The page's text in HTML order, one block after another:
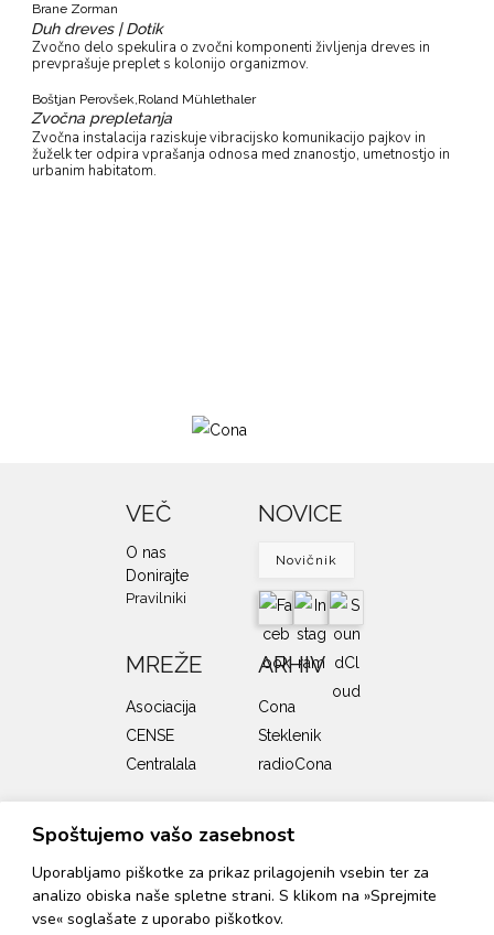
Spoštujemo vašo zasebnost
Uporabljamo piškotke za prikaz prilagojenih vsebin ter za
analizo obiska naše spletne strani. S klikom na »Sprejmite
vse« soglašate z uporabo piškotkov.
Brane Zorman
Duh dreves | Dotik
Zvočno delo spekulira o zvočni komponenti življenja dreves in
prevprašuje preplet s kolonijo organizmov.
Boštjan Perovšek, Roland Mühlethaler
Zvočna prepletanja
Zvočna instalacija raziskuje vibracijsko komunikacijo pajkov in
žuželk ter odpira vprašanja odnosa med znanostjo, umetnostjo in
urbanim habitatom.
VEČ
O nas
Donirajte
Pravilniki
NOVICE
Novičnik
MREŽE
Asociacija
CENSE
Centralala
ARHIV
Cona
Steklenik
radioCona
SOFINANCERJI
Program zavoda Cona podpirata Ministrstvo za kulturo
RS in Mestna občina Ljubljana, Oddelek za kulturo.